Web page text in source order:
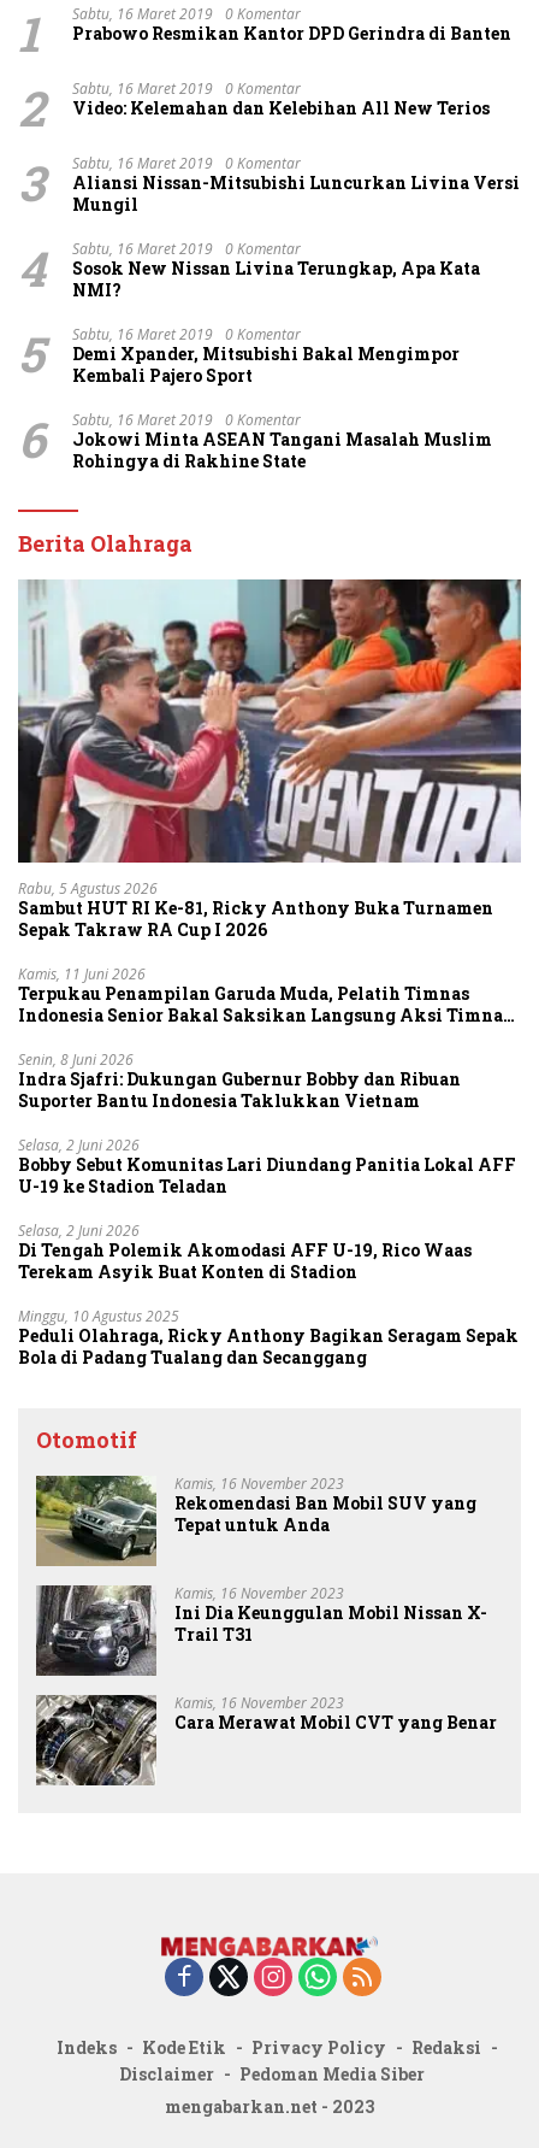
1 Sabtu, 16 Maret 2019 0 Komentar
Prabowo Resmikan Kantor DPD Gerindra di Banten
2 Sabtu, 16 Maret 2019 0 Komentar
Video: Kelemahan dan Kelebihan All New Terios
3 Sabtu, 16 Maret 2019 0 Komentar
Aliansi Nissan-Mitsubishi Luncurkan Livina Versi
Mungil
4 Sabtu, 16 Maret 2019 0 Komentar
Sosok New Nissan Livina Terungkap, Apa Kata
NMI?
5 Sabtu, 16 Maret 2019 0 Komentar
Demi Xpander, Mitsubishi Bakal Mengimpor
Kembali Pajero Sport
6 Sabtu, 16 Maret 2019 0 Komentar
Jokowi Minta ASEAN Tangani Masalah Muslim
Rohingya di Rakhine State
Berita Olahraga
Rabu, 5 Agustus 2026
Sambut HUT RI Ke-81, Ricky Anthony Buka Turnamen
Sepak Takraw RA Cup I 2026
Kamis, 11 Juni 2026
Terpukau Penampilan Garuda Muda, Pelatih Timnas
Indonesia Senior Bakal Saksikan Langsung Aksi Timnas
Senin, 8 Juni 2026
Indra Sjafri: Dukungan Gubernur Bobby dan Ribuan
Suporter Bantu Indonesia Taklukkan Vietnam
Selasa, 2 Juni 2026
Bobby Sebut Komunitas Lari Diundang Panitia Lokal AFF
U-19 ke Stadion Teladan
Selasa, 2 Juni 2026
Di Tengah Polemik Akomodasi AFF U-19, Rico Waas
Terekam Asyik Buat Konten di Stadion
Minggu, 10 Agustus 2025
Peduli Olahraga, Ricky Anthony Bagikan Seragam Sepak
Bola di Padang Tualang dan Secanggang
Otomotif
Kamis, 16 November 2023
Rekomendasi Ban Mobil SUV yang
Tepat untuk Anda
Kamis, 16 November 2023
Ini Dia Keunggulan Mobil Nissan X-
Trail T31
Kamis, 16 November 2023
Cara Merawat Mobil CVT yang Benar
Indeks Kode Etik Privacy Policy
Redaksi
Disclaimer
Pedoman Media Siber
mengabarkan.net - 2023